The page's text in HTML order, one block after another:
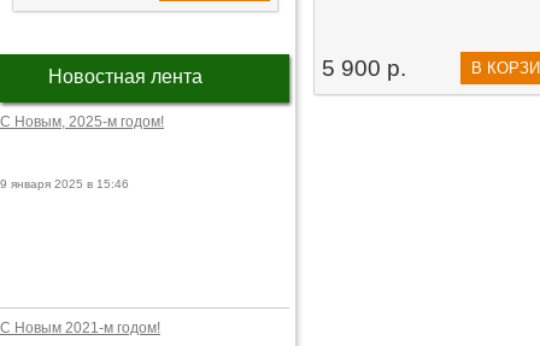
Новостная лента
С Новым, 2025-м годом!
9 января 2025 в 15:46
С Новым 2021-м годом!
5 900 р. В